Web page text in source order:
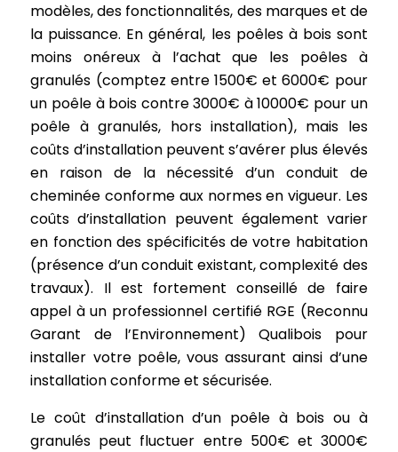
modèles, des fonctionnalités, des marques et de
la puissance. En général, les poêles à bois sont
moins onéreux à l’achat que les poêles à
granulés (comptez entre 1500€ et 6000€ pour
un poêle à bois contre 3000€ à 10000€ pour un
poêle à granulés, hors installation), mais les
coûts d’installation peuvent s’avérer plus élevés
en raison de la nécessité d’un conduit de
cheminée conforme aux normes en vigueur. Les
coûts d’installation peuvent également varier
en fonction des spécificités de votre habitation
(présence d’un conduit existant, complexité des
travaux). Il est fortement conseillé de faire
appel à un professionnel certifié RGE (Reconnu
Garant de l’Environnement) Qualibois pour
installer votre poêle, vous assurant ainsi d’une
installation conforme et sécurisée.
Le coût d’installation d’un poêle à bois ou à
granulés peut fluctuer entre 500€ et 3000€